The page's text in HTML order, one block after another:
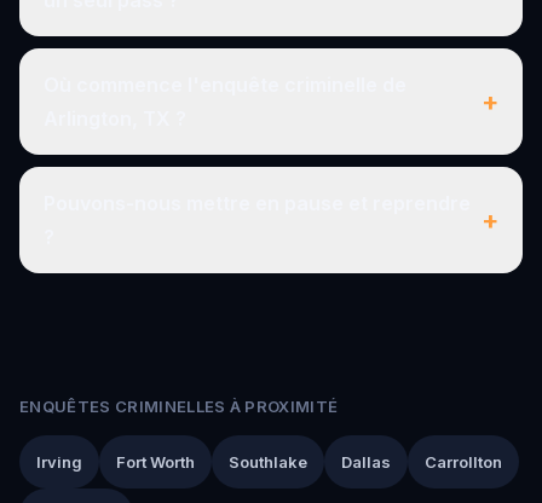
+
+
ENQUÊTES CRIMINELLES À PROXIMITÉ
Irving Fort Worth Southlake Dallas Carrollton